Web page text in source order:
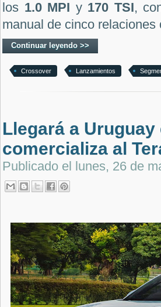
los 1.0 MPI y170 TSI,
manual de cinco
Continuar leyendo >>
Crossover Lanzamientos
Llegará a
comercializa al
Publicado el lunes, 26 de